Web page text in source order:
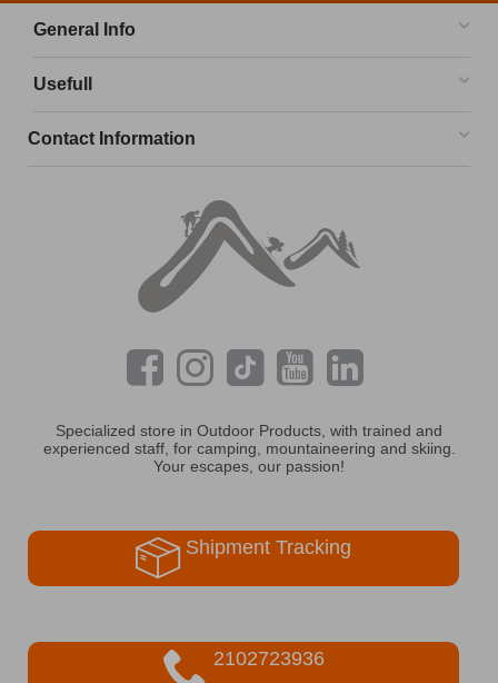
General Info
Usefull
Contact Information
Specialized store in Outdoor Products, with trained and
experienced staff, for camping, mountaineering and skiing.
Your escapes, our passion!
Shipment Tracking
2102723936